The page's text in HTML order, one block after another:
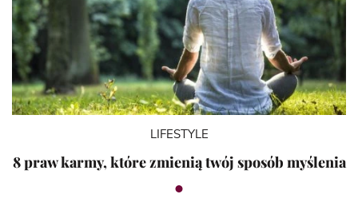
LIFESTYLE
8 praw karmy, które zmienią twój sposób myślenia